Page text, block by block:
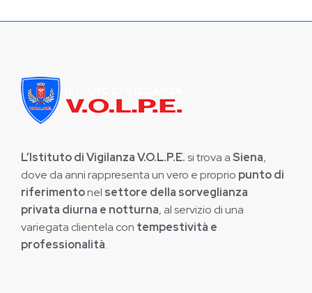
L’Istituto di Vigilanza V.O.L.P.E.si trova aSiena,
dove da anni rappresenta un vero e proprio punto di
riferimentonel settore della sorveglianza
privata diurna e notturna, al servizio di una
variegata clientela con tempestività e
professionalità.